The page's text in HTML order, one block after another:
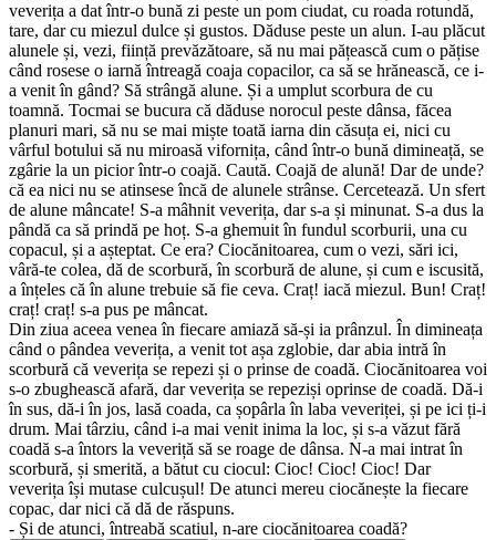
veverița a dat într-o bună zi peste un pom ciudat, cu roada rotundă,
tare, dar cu miezul dulce și gustos. Dăduse peste un alun. I-au plăcut
alunele și, vezi, ființă prevăzătoare, să nu mai pățească cum o pățise
când rosese o iarnă întreagă coaja copacilor, ca să se hrănească, ce i-
a venit în gând? Să strângă alune. Și a umplut scorbura de cu
toamnă. Tocmai se bucura că dăduse norocul peste dânsa, făcea
planuri mari, să nu se mai miște toată iarna din căsuța ei, nici cu
vârful botului să nu miroasă vifornița, când într-o bună dimineață, se
zgârie la un picior într-o coajă. Caută. Coajă de alună! Dar de unde?
că ea nici nu se atinsese încă de alunele strânse. Cercetează. Un sfert
de alune mâncate! S-a mâhnit veverița, dar s-a și minunat. S-a dus la
pândă ca să prindă pe hoț. S-a ghemuit în fundul scorburii, una cu
copacul, și a așteptat. Ce era? Ciocănitoarea, cum o vezi, sări ici,
vâră-te colea, dă de scorbură, în scorbură de alune, și cum e iscusită,
a înțeles că în alune trebuie să fie ceva. Craț! iacă miezul. Bun! Craț!
craț! craț! s-a pus pe mâncat.
Din ziua aceea venea în fiecare amiază să-și ia prânzul. În dimineața
când o pândea veverița, a venit tot așa zglobie, dar abia intră în
scorbură că veverița se repezi și o prinse de coadă. Ciocănitoarea voi
s-o zbughească afară, dar veverița se repeziși oprinse de coadă. Dă-i
în sus, dă-i în jos, lasă coada, ca șopârla în laba veveriței, și pe ici ți-i
drum. Mai târziu, când i-a mai venit inima la loc, și s-a văzut fără
coadă s-a întors la veveriță să se roage de dânsa. N-a mai intrat în
scorbură, și smerită, a bătut cu ciocul: Cioc! Cioc! Cioc! Dar
veverița își mutase culcușul! De atunci mereu ciocănește la fiecare
copac, dar nici că dă de răspuns.
- Și de atunci, întreabă scatiul, n-are ciocănitoarea coadă?